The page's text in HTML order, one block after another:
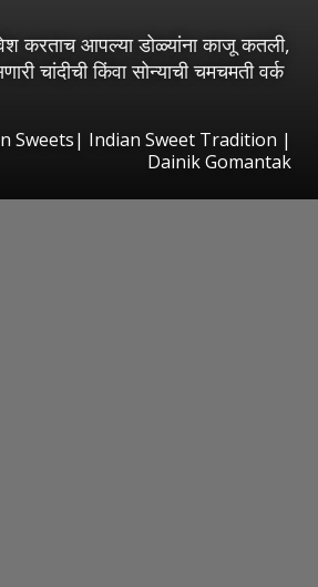
करताच आपल्या डोळ्यांना काजू कतली,
चांदीची किंवा सोन्याची चमचमती वर्क
Sweets| Indian Sweet Tradition |
Dainik Gomantak